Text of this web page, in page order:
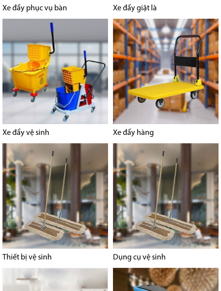
Xe đẩy phục vụ bàn Xe đẩy giặt là
Xe đẩy vệ sinh Xe đẩy hàng
Thiết bị vệ sinh Dụng cụ vệ sinh